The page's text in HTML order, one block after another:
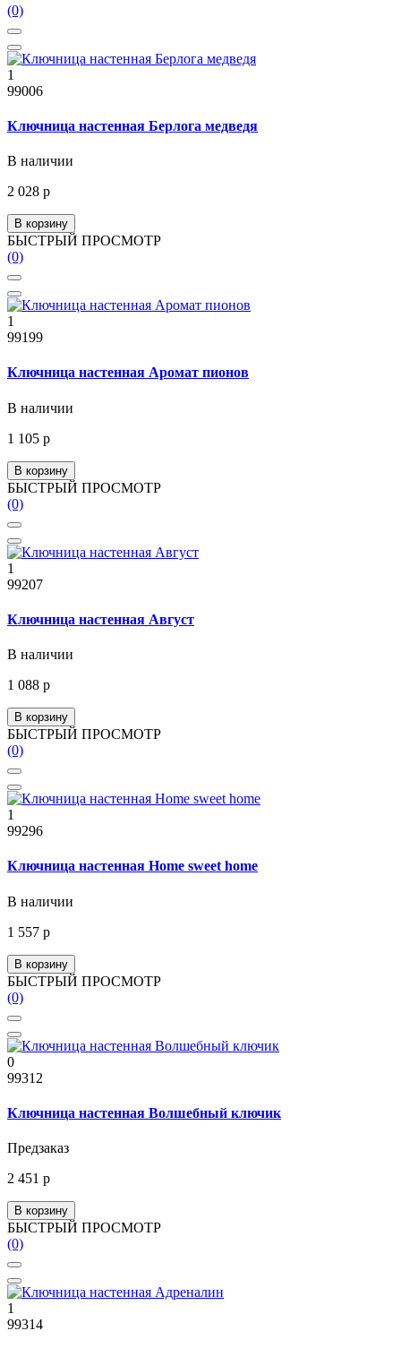
(0)
1
99006
Ключница настенная Берлога медведя
В наличии
2 028 р
В корзину
БЫСТРЫЙ ПРОСМОТР
(0)
1
99199
Ключница настенная Аромат пионов
В наличии
1 105 р
В корзину
БЫСТРЫЙ ПРОСМОТР
(0)
1
99207
Ключница настенная Август
В наличии
1 088 р
В корзину
БЫСТРЫЙ ПРОСМОТР
(0)
1
99296
Ключница настенная Home sweet home
В наличии
1 557 р
В корзину
БЫСТРЫЙ ПРОСМОТР
(0)
0
99312
Ключница настенная Волшебный ключик
Предзаказ
2 451 р
В корзину
БЫСТРЫЙ ПРОСМОТР
(0)
1
99314